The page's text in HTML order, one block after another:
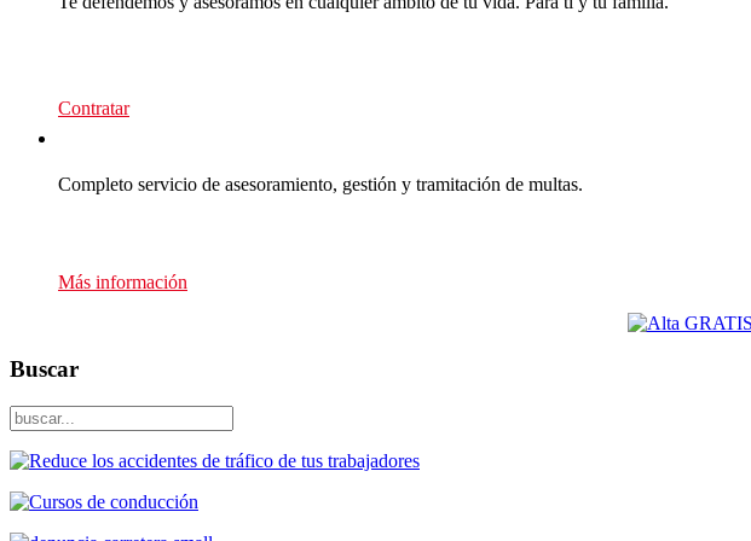
Contratar
Completo servicio de asesoramiento, gestión y tramitación de multas.
Más información
Buscar